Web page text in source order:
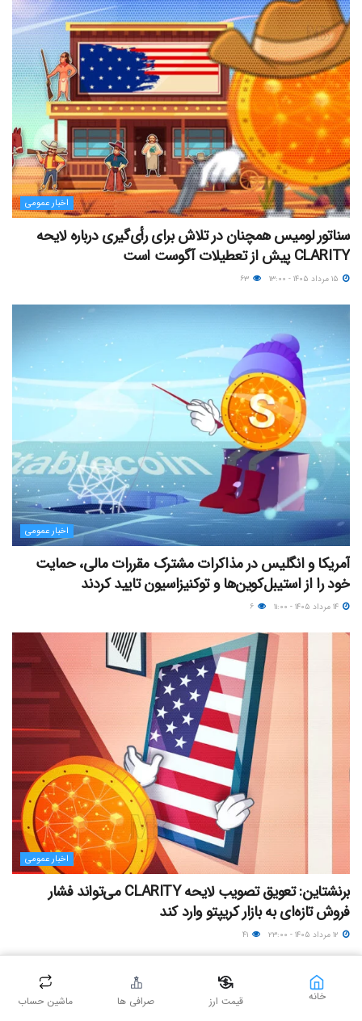
اخبار عمومی
سناتور لومیس همچنان در تلاش برای رأی‌گیری درباره لایحه
CLARITY پیش از تعطیلات آگوست است
اخبار عمومی
آمریکا و انگلیس در مذاکرات مشترک مقررات مالی، حمایت
خود را از استیبل‌کوین‌ها و توکنیزاسیون تایید کردند
اخبار عمومی
برنشتاین: تعویق تصویب لایحه CLARITY می‌تواند فشار
فروش تازه‌ای به بازار کریپتو وارد کند
خانه قیمت ارز صرافی ها ماشین حساب